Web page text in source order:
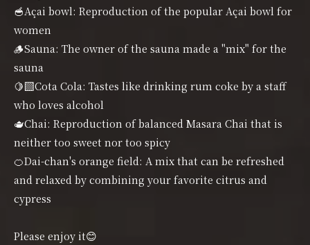
🥣Açai bowl: Reproduction of the popular Açai bowl for
women
🪵Sauna: The owner of the sauna made a "mix" for the
sauna
🍋‍🟩Cota Cola: Tastes like drinking rum coke by a staff
who loves alcohol
🫖Chai: Reproduction of balanced Masara Chai that is
neither too sweet nor too spicy
🍊Dai-chan's orange field: A mix that can be refreshed
and relaxed by combining your favorite citrus and
cypress
Please enjoy it😊